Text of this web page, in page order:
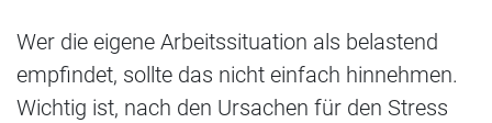
Wer die eigene Arbeitssituation als belastend
empfindet, sollte das nicht einfach hinnehmen.
Wichtig ist, nach den Ursachen für den Stress